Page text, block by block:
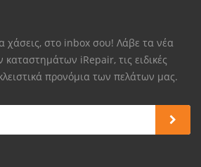
χάσεις, στο inbox σου! Λάβε τα νέα
καταστημάτων iRepair, τις ειδικές
προνόμια των πελάτων μας.